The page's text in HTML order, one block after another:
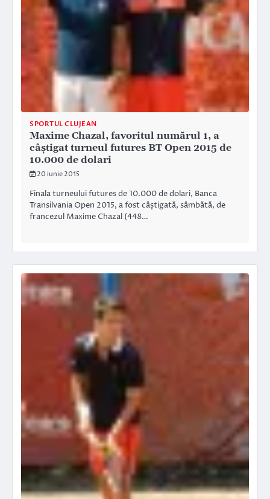
SPORTUL CLUJEAN
Maxime Chazal, favoritul numărul 1, a
câștigat turneul futures BT Open 2015 de
10.000 de dolari
20 iunie 2015
Finala turneului futures de 10.000 de dolari, Banca
Transilvania Open 2015, a fost câștigată, sâmbătă, de
francezul Maxime Chazal (448…